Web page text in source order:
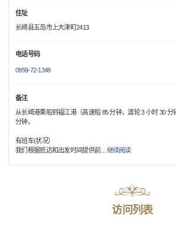
住址
长崎县五岛市上大津町2413
电话号码
0959-72-1348
备注
从长崎港乘船到福江港（高速船 85 分钟，渡轮 3 小时 30 分
分钟。
有班车(状况）
我们根据抵达和出发时间提供前… 继续阅读
访问列表